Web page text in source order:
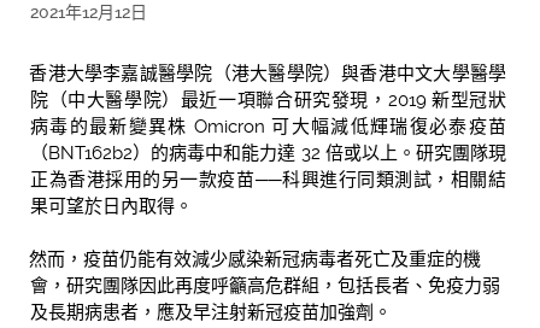
2021年12月12日
香港大學李嘉誠醫學院（港大醫學院）與香港中文大學醫學
院（中大醫學院）最近一項聯合研究發現，2019 新型冠狀
病毒的最新變異株 Omicron 可大幅減低輝瑞復必泰疫苗
（BNT162b2）的病毒中和能力達 32 倍或以上。研究團隊現
正為香港採用的另一款疫苗──科興進行同類測試，相關結
果可望於日內取得。
然而，疫苗仍能有效減少感染新冠病毒者死亡及重症的機
會，研究團隊因此再度呼籲高危群組，包括長者、免疫力弱
及長期病患者，應及早注射新冠疫苗加強劑。